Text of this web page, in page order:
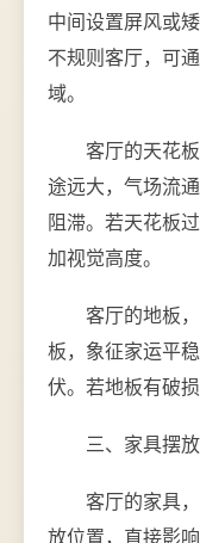
中间设置屏风或
不规则客厅，可
域。
客厅的天花
途远大，气场流
阻滞。若天花板
加视觉高度。
客厅的地板
板，象征家运平
伏。若地板有破
三、家具摆
客厅的家具
放位置，直接影响